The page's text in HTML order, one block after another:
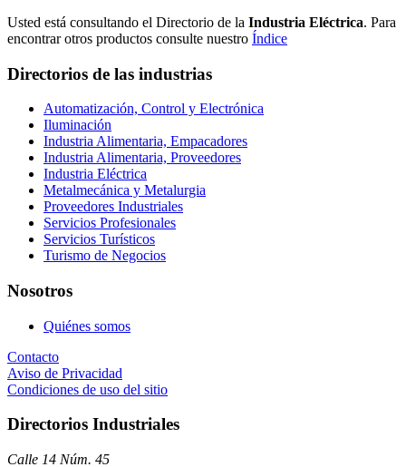
Usted está consultando el Directorio de la Industria Eléctrica. Para
encontrar otros productos consulte nuestro Índice
Directorios de las industrias
Automatización, Control y Electrónica
Iluminación
Industria Alimentaria, Empacadores
Industria Alimentaria, Proveedores
Industria Eléctrica
Metalmecánica y Metalurgia
Proveedores Industriales
Servicios Profesionales
Servicios Turísticos
Turismo de Negocios
Nosotros
Quiénes somos
Contacto
Aviso de Privacidad
Condiciones de uso del sitio
Directorios Industriales
Calle 14 Núm. 45